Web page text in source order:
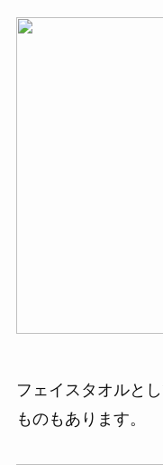
フェイスタオルと
ものもあります。